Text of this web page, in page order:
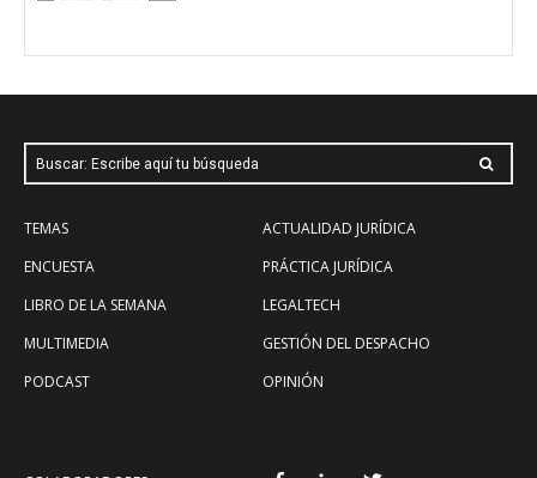
Buscar: Escribe aquí tu búsqueda
TEMAS
ENCUESTA
LIBRO DE LA SEMANA
MULTIMEDIA
PODCAST
ACTUALIDAD JURÍDICA
PRÁCTICA JURÍDICA
LEGALTECH
GESTIÓN DEL DESPACHO
OPINIÓN